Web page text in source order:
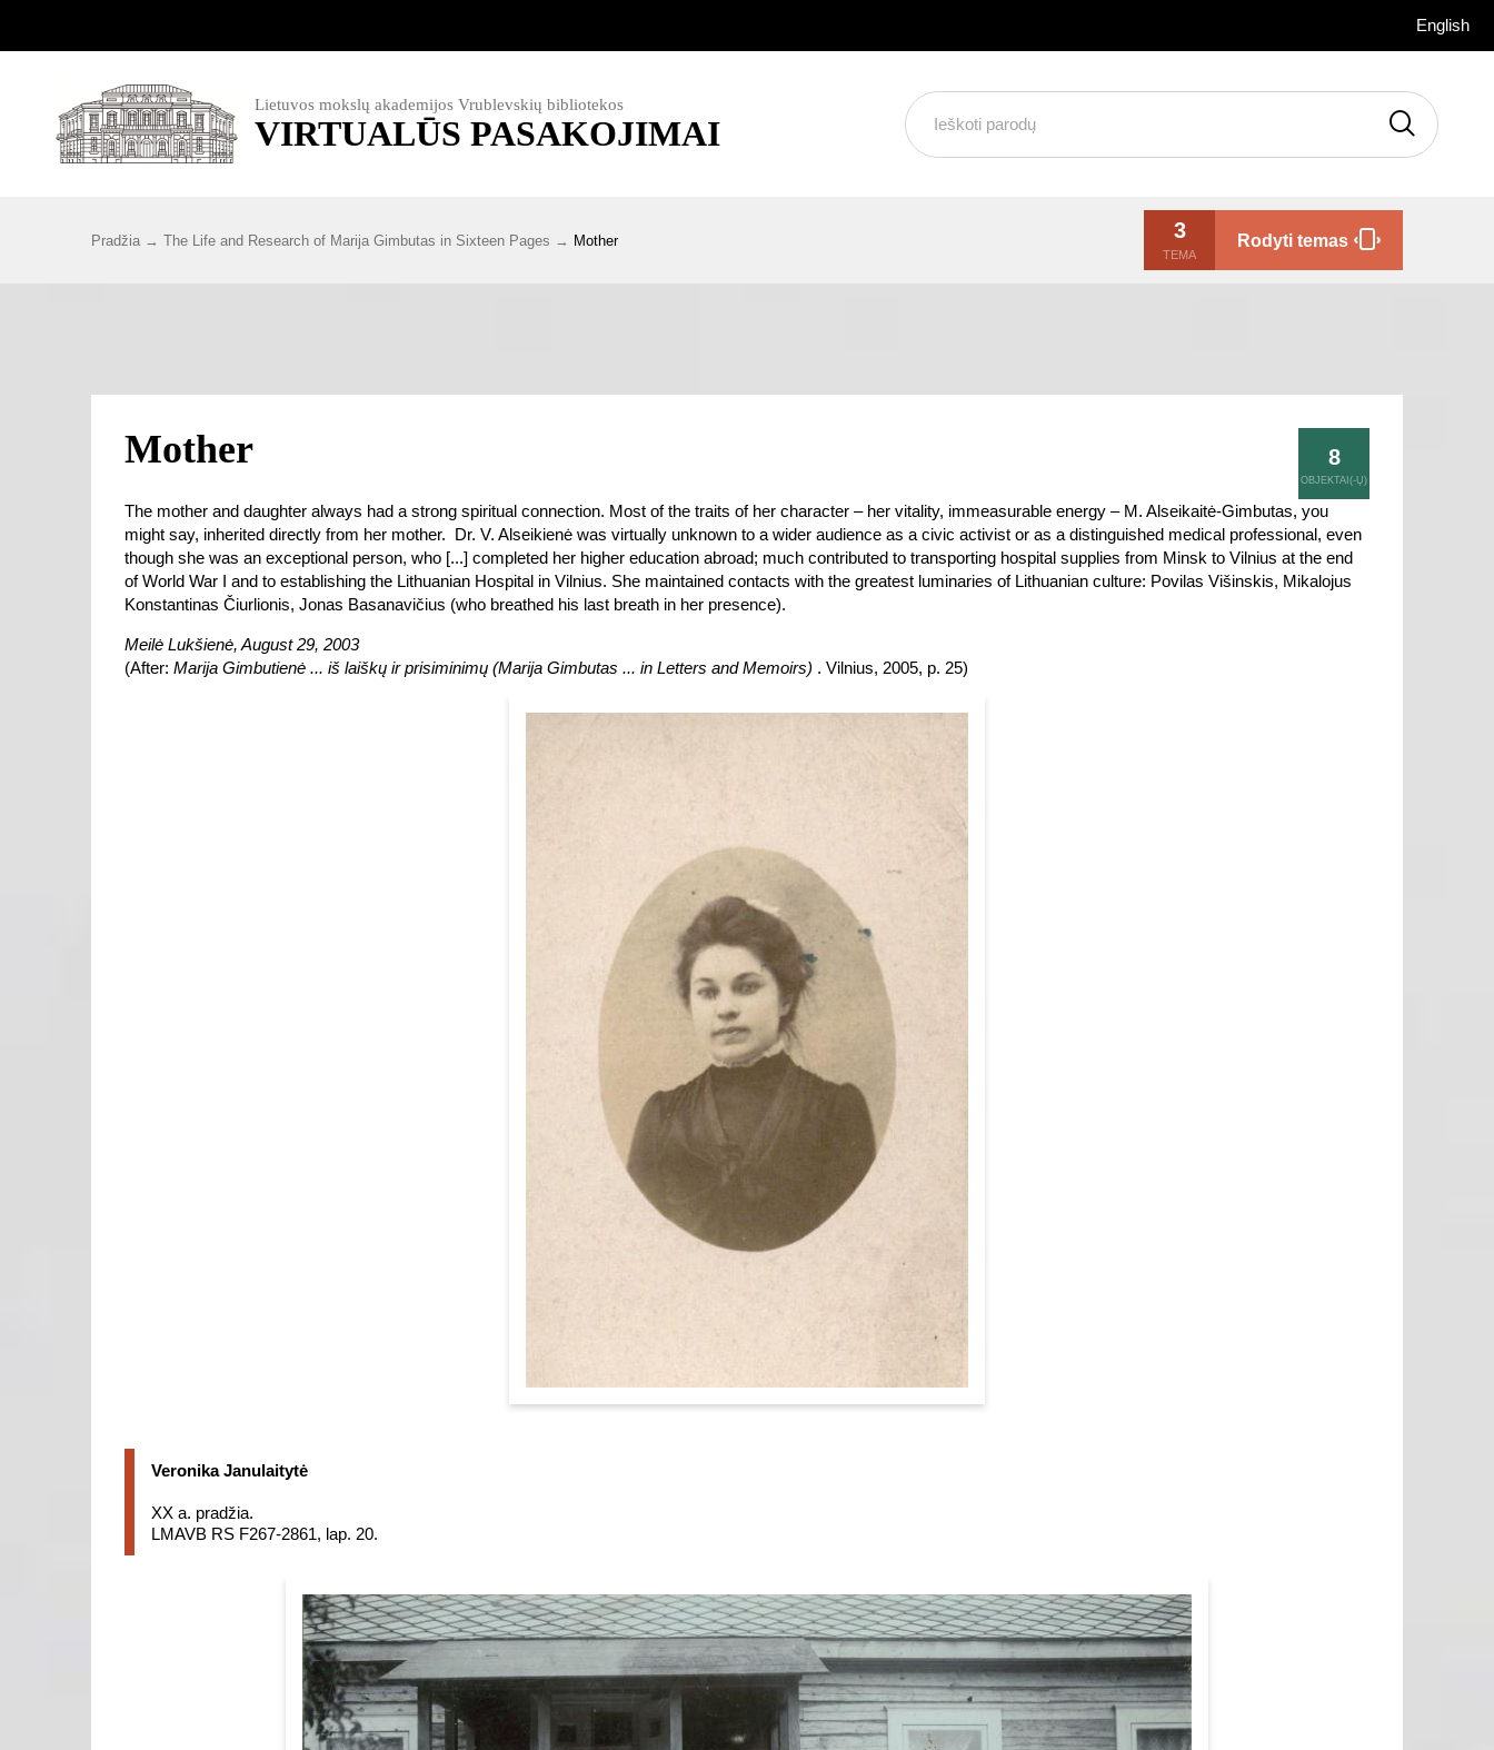
English
Lietuvos mokslų akademijos Vrublevskių bibliotekos
VIRTUALŪS PASAKOJIMAI
Pradžia The Life and Research of Marija Gimbutas in Sixteen Pages Mother 3
TEMA
Rodyti temas
8
OBJEKTAI(-Ų)
Mother
The mother and daughter always had a strong spiritual connection. Most of the traits of her character – her vitality, immeasurable energy – M. Alseikaitė-Gimbutas, you
might say, inherited directly from her mother. Dr. V. Alseikienė was virtually unknown to a wider audience as a civic activist or as a distinguished medical professional, even
though she was an exceptional person, who [...] completed her higher education abroad; much contributed to transporting hospital supplies from Minsk to Vilnius at the end
of World War I and to establishing the Lithuanian Hospital in Vilnius. She maintained contacts with the greatest luminaries of Lithuanian culture: Povilas Višinskis, Mikalojus
Konstantinas Čiurlionis, Jonas Basanavičius (who breathed his last breath in her presence).
Meilė Lukšienė, August 29, 2003
(After: Marija Gimbutienė ... iš laiškų ir prisiminimų (Marija Gimbutas ... in Letters and Memoirs) . Vilnius, 2005, p. 25)
Veronika Janulaitytė
XX a. pradžia.
LMAVB RS F267-2861, lap. 20.